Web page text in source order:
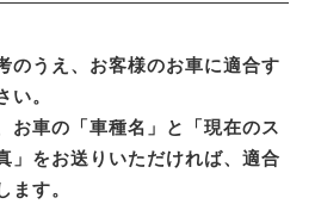
のうえ、お客様のお車に適合す
い。
お車の「車種名」と「現在のス
」をお送りいただければ、適合
ます。